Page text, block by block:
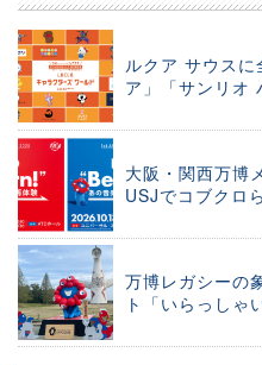
ルクア サウスに
ア」「サンリオ
大阪・関西万博
USJでコブクロ
万博レガシーの
ト「いらっしゃ